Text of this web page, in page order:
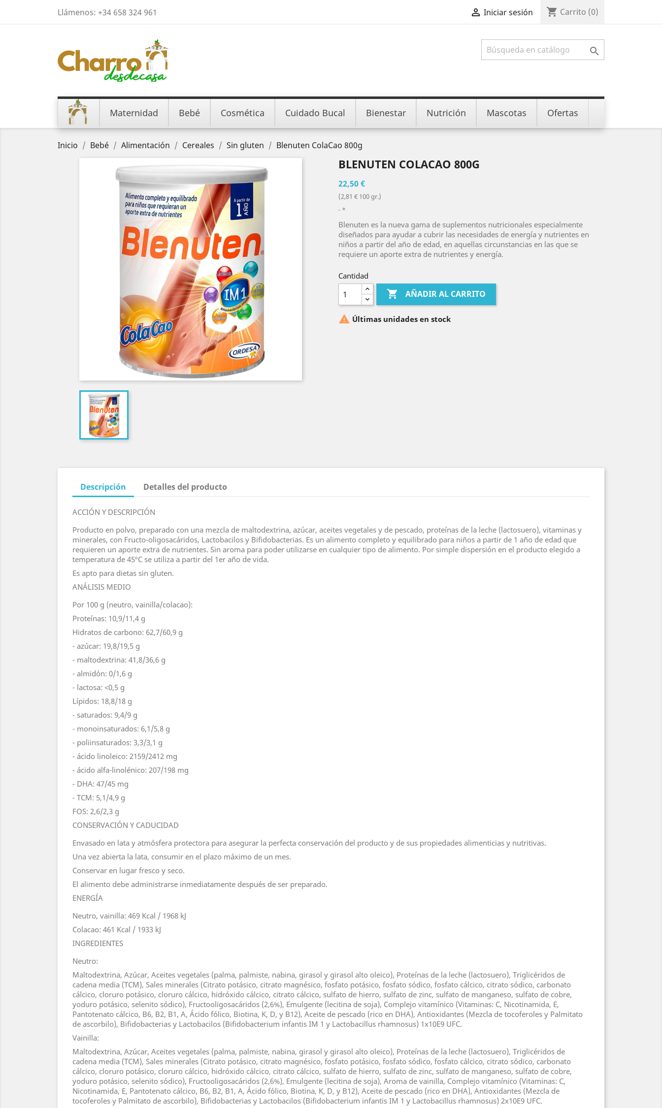
Llámenos: +34 658 324 961  Iniciar sesión shopping_cart Carrito (0)

Maternidad Bebé Cosmética Cuidado Bucal Bienestar Nutrición Mascotas Ofertas
Inicio Bebé Alimentación Cereales Sin gluten Blenuten ColaCao 800g
BLENUTEN COLACAO 800G
22,50 €
(2,81 € 100 gr.)
*
Blenuten es la nueva gama de suplementos nutricionales especialmente
diseñados para ayudar a cubrir las necesidades de energía y nutrientes en
niños a partir del año de edad, en aquellas circunstancias en las que se
requiere un aporte extra de nutrientes y energía.
Cantidad
 AÑADIR AL CARRITO
 Últimas unidades en stock
Descripción Detalles del producto
ACCIÓN Y DESCRIPCIÓN
Producto en polvo, preparado con una mezcla de maltodextrina, azúcar, aceites vegetales y de pescado, proteínas de la leche (lactosuero), vitaminas y
minerales, con Fructo-oligosacáridos, Lactobacilos y Bifidobacterias. Es un alimento completo y equilibrado para niños a partir de 1 año de edad que
requieren un aporte extra de nutrientes. Sin aroma para poder utilizarse en cualquier tipo de alimento. Por simple dispersión en el producto elegido a
temperatura de 45ºC se utiliza a partir del 1er año de vida.
Es apto para dietas sin gluten.
ANÁLISIS MEDIO
Por 100 g (neutro, vainilla/colacao):
Proteínas: 10,9/11,4 g
Hidratos de carbono: 62,7/60,9 g
- azúcar: 19,8/19,5 g
- maltodextrina: 41,8/36,6 g
- almidón: 0/1,6 g
- lactosa: <0,5 g
Lípidos: 18,8/18 g
- saturados: 9,4/9 g
- monoinsaturados: 6,1/5,8 g
- poliinsaturados: 3,3/3,1 g
- ácido linoleico: 2159/2412 mg
- ácido alfa-linolénico: 207/198 mg
- DHA: 47/45 mg
- TCM: 5,1/4,9 g
FOS: 2,6/2,3 g
CONSERVACIÓN Y CADUCIDAD
Envasado en lata y atmósfera protectora para asegurar la perfecta conservación del producto y de sus propiedades alimenticias y nutritivas.
Una vez abierta la lata, consumir en el plazo máximo de un mes.
Conservar en lugar fresco y seco.
El alimento debe administrarse inmediatamente después de ser preparado.
ENERGÍA
Neutro, vainilla: 469 Kcal / 1968 kJ
Colacao: 461 Kcal / 1933 kJ
INGREDIENTES
Neutro:
Maltodextrina, Azúcar, Aceites vegetales (palma, palmiste, nabina, girasol y girasol alto oleico), Proteínas de la leche (lactosuero), Triglicéridos de
cadena media (TCM), Sales minerales (Citrato potásico, citrato magnésico, fosfato potásico, fosfato sódico, fosfato cálcico, citrato sódico, carbonato
cálcico, cloruro potásico, cloruro cálcico, hidróxido cálcico, citrato cálcico, sulfato de hierro, sulfato de zinc, sulfato de manganeso, sulfato de cobre,
yoduro potásico, selenito sódico), Fructooligosacáridos (2,6%), Emulgente (lecitina de soja), Complejo vitamínico (Vitaminas: C, Nicotinamida, E,
Pantotenato cálcico, B6, B2, B1, A, Ácido fólico, Biotina, K, D, y B12), Aceite de pescado (rico en DHA), Antioxidantes (Mezcla de tocoferoles y Palmitato
de ascorbilo), Bifidobacterias y Lactobacilos (Bifidobacterium infantis IM 1 y Lactobacillus rhamnosus) 1x10E9 UFC.
Vainilla:
Maltodextrina, Azúcar, Aceites vegetales (palma, palmiste, nabina, girasol y girasol alto oleico), Proteínas de la leche (lactosuero), Triglicéridos de
cadena media (TCM), Sales minerales (Citrato potásico, citrato magnésico, fosfato potásico, fosfato sódico, fosfato cálcico, citrato sódico, carbonato
cálcico, cloruro potásico, cloruro cálcico, hidróxido cálcico, citrato cálcico, sulfato de hierro, sulfato de zinc, sulfato de manganeso, sulfato de cobre,
yoduro potásico, selenito sódico), Fructooligosacáridos (2,6%), Emulgente (lecitina de soja), Aroma de vainilla, Complejo vitamínico (Vitaminas: C,
Nicotinamida, E, Pantotenato cálcico, B6, B2, B1, A, Ácido fólico, Biotina, K, D, y B12), Aceite de pescado (rico en DHA), Antioxidantes (Mezcla de
tocoferoles y Palmitato de ascorbilo), Bifidobacterias y Lactobacilos (Bifidobacterium infantis IM 1 y Lactobacillus rhamnosus) 2x10E9 UFC.